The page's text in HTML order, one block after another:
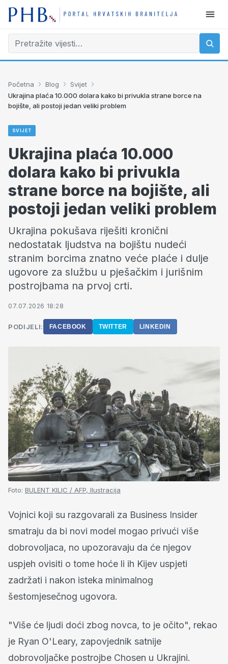
Početna › Blog › Svijet ›
Ukrajina plaća 10.000 dolara kako bi privukla strane borce na
bojište, ali postoji jedan veliki problem
SVIJET
Ukrajina plaća 10.000
dolara kako bi privukla
strane borce na bojište, ali
postoji jedan veliki problem
Ukrajina pokušava riješiti kronični
nedostatak ljudstva na bojištu nudeći
stranim borcima znatno veće plaće i dulje
ugovore za službu u pješačkim i jurišnim
postrojbama na prvoj crti.
07.07.2026 18:28
PODIJELI: FACEBOOK TWITTER LINKEDIN
Foto: BULENT KILIC / AFP, Ilustracija
Vojnici koji su razgovarali za Business Insider
smatraju da bi novi model mogao privući više
dobrovoljaca, no upozoravaju da će njegov
uspjeh ovisiti o tome hoće li ih Kijev uspjeti
zadržati i nakon isteka minimalnog
šestomjesečnog ugovora.
"Više će ljudi doći zbog novca, to je očito", rekao
je Ryan O'Leary, zapovjednik satnije
dobrovoljačke postrojbe Chosen u Ukrajini.